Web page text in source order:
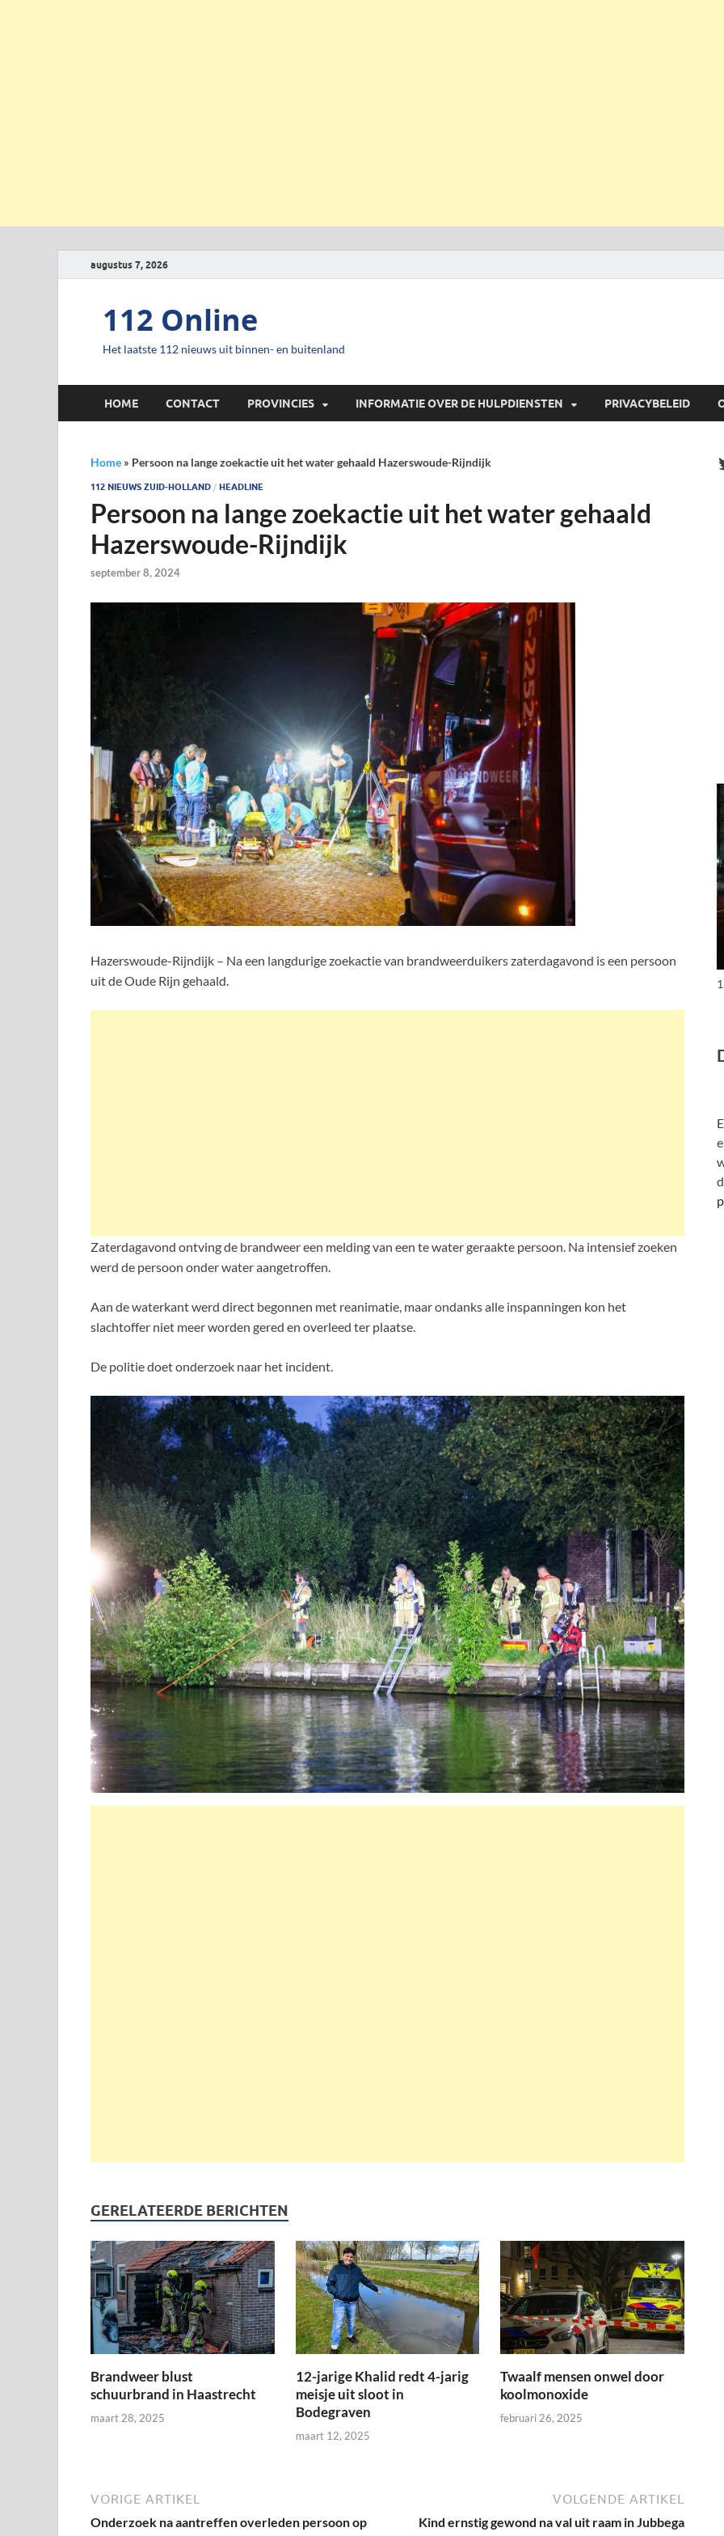
augustus 7, 2026
112 Online
Het laatste 112 nieuws uit binnen- en buitenland
HOME CONTACT PROVINCIES INFORMATIE OVER DE HULPDIENSTEN PRIVACYBELEID
Home » Persoon na lange zoekactie uit het water gehaald Hazerswoude-Rijndijk
112 NIEUWS ZUID-HOLLAND / HEADLINE
Persoon na lange zoekactie uit het water gehaald
Hazerswoude-Rijndijk
september 8, 2024
Hazerswoude-Rijndijk – Na een langdurige zoekactie van brandweerduikers zaterdagavond is een persoon
uit de Oude Rijn gehaald.
Zaterdagavond ontving de brandweer een melding van een te water geraakte persoon. Na intensief zoeken
werd de persoon onder water aangetroffen.
Aan de waterkant werd direct begonnen met reanimatie, maar ondanks alle inspanningen kon het
slachtoffer niet meer worden gered en overleed ter plaatse.
De politie doet onderzoek naar het incident.
GERELATEERDE BERICHTEN
Brandweer blust
schuurbrand in Haastrecht
maart 28, 2025
12-jarige Khalid redt 4-jarig
meisje uit sloot in
Bodegraven
maart 12, 2025
Twaalf mensen onwel door
koolmonoxide
februari 26, 2025
VORIGE ARTIKEL
Onderzoek na aantreffen overleden persoon op
VOLGENDE ARTIKEL
Kind ernstig gewond na val uit raam in Jubbega